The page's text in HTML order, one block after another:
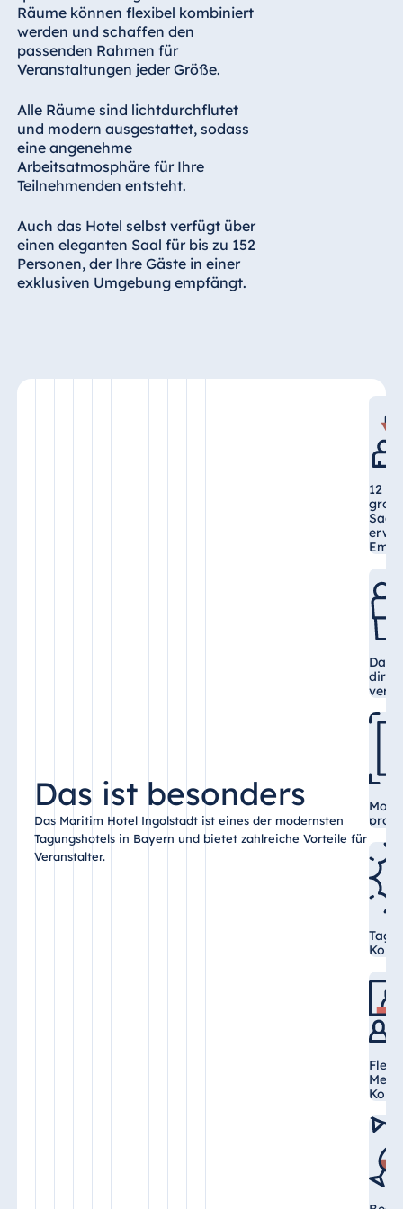
Malta
Antonine Hotel &
Spa Malta
Mauritius
Resort & Spa
Mauritius
Räume können flexibel kombiniert
werden und schaffen den
passenden Rahmen für
Veranstaltungen jeder Größe.
Alle Räume sind lichtdurchflutet
und modern ausgestattet, sodass
eine angenehme
Arbeitsatmosphäre für Ihre
Teilnehmenden entsteht.
Auch das Hotel selbst verfügt über
einen eleganten Saal für bis zu 152
Personen, der Ihre Gäste in einer
exklusiven Umgebung empfängt.
Das ist besonders
Das Maritim Hotel Ingolstadt ist eines der modernsten
Tagungshotels in Bayern und bietet zahlreiche Vorteile für
Veranstalter.
12
Saal
Das